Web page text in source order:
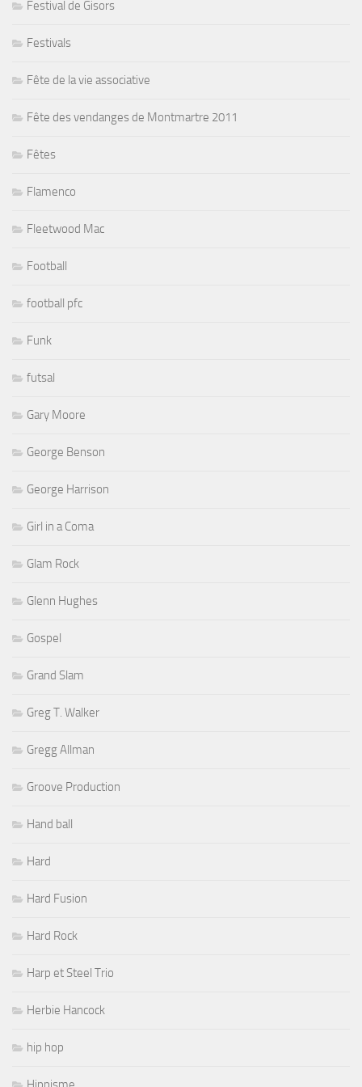
Festival de Gisors
Festivals
Fête de la vie associative
Fête des vendanges de Montmartre 2011
Fêtes
Flamenco
Fleetwood Mac
Football
football pfc
Funk
futsal
Gary Moore
George Benson
George Harrison
Girl in a Coma
Glam Rock
Glenn Hughes
Gospel
Grand Slam
Greg T. Walker
Gregg Allman
Groove Production
Hand ball
Hard
Hard Fusion
Hard Rock
Harp et Steel Trio
Herbie Hancock
hip hop